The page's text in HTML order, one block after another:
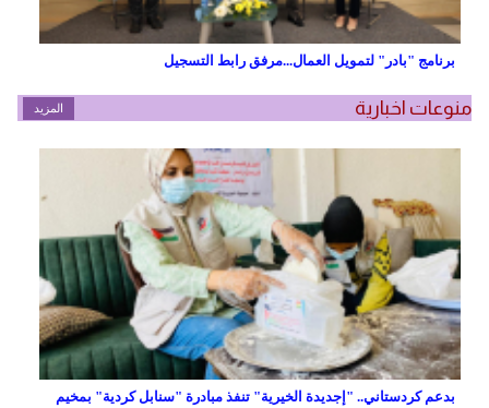
برنامج "بادر" لتمويل العمال...مرفق رابط التسجيل
منوعات اخبارية المزيد
بدعم كردستاني.. "إجديدة الخيرية" تنفذ مبادرة "سنابل كردية" بمخيم